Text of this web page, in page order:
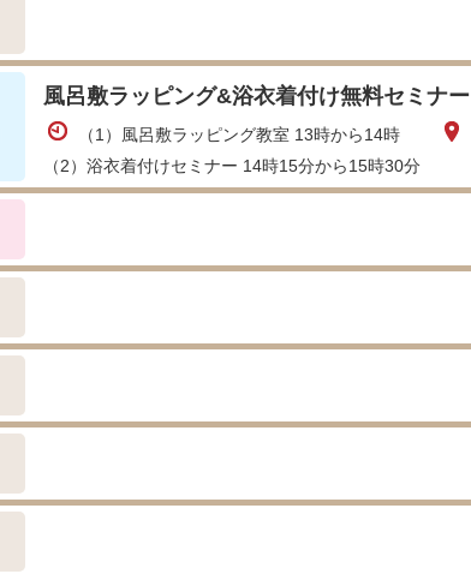
風呂敷ラッピング&浴衣着付け無料セミナー
（1）風呂敷ラッピング教室 13時から14時
（2）浴衣着付けセミナー 14時15分から15時30分